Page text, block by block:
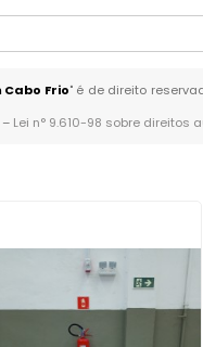
Frio" é de direito
Lei n° 9.610-98 sobre direitos